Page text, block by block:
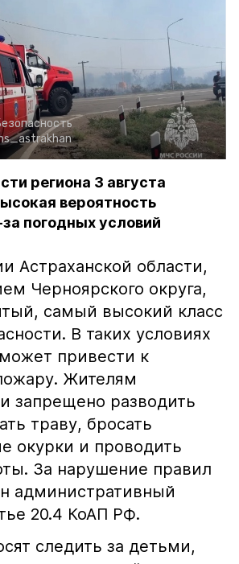
региона 3 августа
вероятность
погодных условий
Астраханской области,
Черноярского округа,
самый высокий класс
В таких условиях
привести к
Жителям
запрещено разводить
траву, бросать
окурки и проводить
За нарушение правил
административный
20.4 КоАП РФ.
следить за детьми,